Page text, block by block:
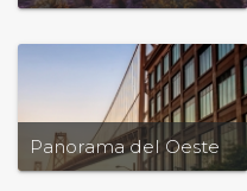
Panorama del Oeste